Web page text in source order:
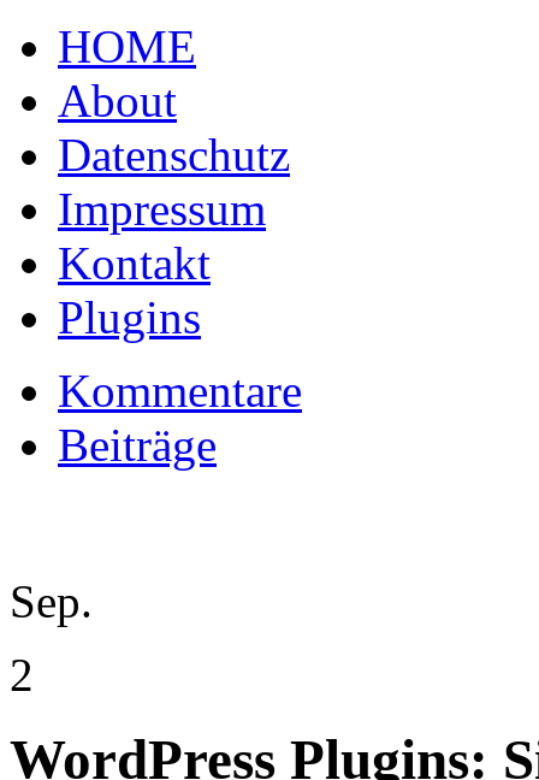
HOME
About
Datenschutz
Impressum
Kontakt
Plugins
Kommentare
Beiträge
Sep.
2
WordPress Plugins: